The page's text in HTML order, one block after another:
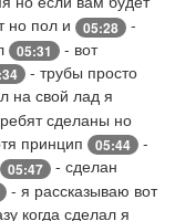
но пол и 05:28
-
05:31
- вот
- трубы просто
на свой лад я
сделаны но
принцип 05:44
-
05:47
- сделан
- я рассказываю вот
когда сделал я